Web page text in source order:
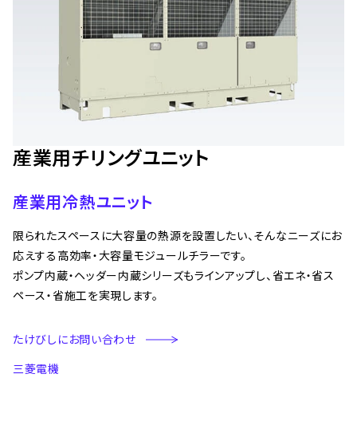
産業用チリングユニット
産業用冷熱ユニット
限られたスペースに大容量の熱源を設置したい、そんなニーズにお
応えする高効率・大容量モジュールチラーです。
ポンプ内蔵・ヘッダー内蔵シリーズもラインアップし、省エネ・省ス
ペース・省施工を実現します。
たけびしにお問い合わせ
三菱電機